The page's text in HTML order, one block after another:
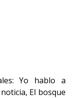
Yo hablo a
El bosque